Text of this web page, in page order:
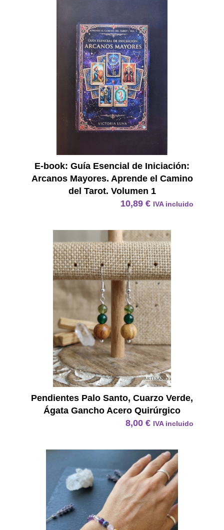
E-book: Guía Esencial de Iniciación:
Arcanos Mayores. Aprende el Camino
del Tarot. Volumen 1
10,89 € IVA incluido
Pendientes Palo Santo, Cuarzo Verde,
Ágata Gancho Acero Quirúrgico
8,00 € IVA incluido